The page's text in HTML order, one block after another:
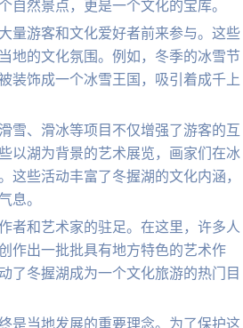
然景点，更是一个文化的宝库。
量游客和文化爱好者前来参与。这些
地的文化氛围。例如，冬季的冰雪节
装饰成一个冰雪王国，吸引着成千上
雪、滑冰等项目不仅增强了游客的互
以湖为背景的艺术展览，画家们在冰
些活动丰富了冬握湖的文化内涵，
息。
者和艺术家的驻足。在这里，许多人
作出一批批具有地方特色的艺术作
了冬握湖成为一个文化旅游的热门目
是当地发展的重要理念。为了保护这